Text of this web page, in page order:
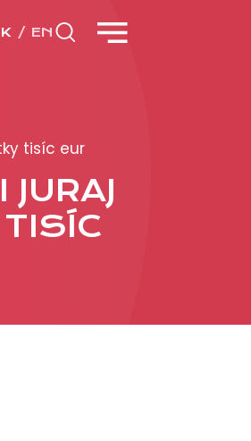
EN
tisíc eur